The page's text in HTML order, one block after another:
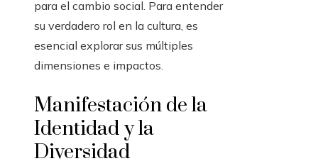
para el cambio social. Para entender
su verdadero rol en la cultura, es
esencial explorar sus múltiples
dimensiones e impactos.
Manifestación de la
Identidad y la
Diversidad